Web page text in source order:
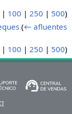
| 100 | 250 | 500)
(← afluentes
| 100 | 250 | 500)